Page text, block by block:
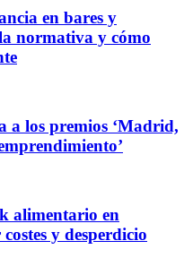
en bares y
normativa y cómo
a los premios ‘Madrid,
alimentario en
y desperdicio